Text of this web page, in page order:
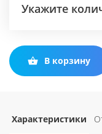
Укажите
В корзину
Характеристики